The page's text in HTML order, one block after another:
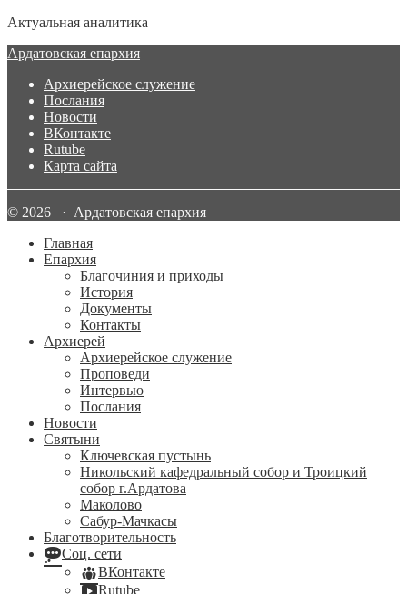
Актуальная аналитика
Ардатовская епархия
Архиерейское служение
Послания
Новости
ВКонтакте
Rutube
Карта сайта
© 2026 · Ардатовская епархия
Главная
Епархия
Благочиния и приходы
История
Документы
Контакты
Архиерей
Архиерейское служение
Проповеди
Интервью
Послания
Новости
Святыни
Ключевская пустынь
Никольский кафедральный собор и Троицкий
собор г.Ардатова
Маколово
Сабур-Мачкасы
Благотворительность
Соц. сети
ВКонтакте
Rutube